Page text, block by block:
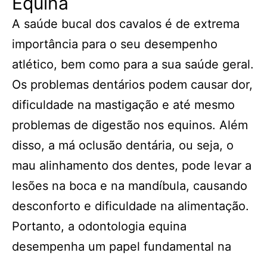
A saúde bucal dos cavalos é de extrema
importância para o seu desempenho
atlético, bem como para a sua saúde geral.
Os problemas dentários podem causar dor,
dificuldade na mastigação e até mesmo
problemas de digestão nos equinos. Além
disso, a má oclusão dentária, ou seja, o
mau alinhamento dos dentes, pode levar a
lesões na boca e na mandíbula, causando
desconforto e dificuldade na alimentação.
Portanto, a odontologia equina
desempenha um papel fundamental na